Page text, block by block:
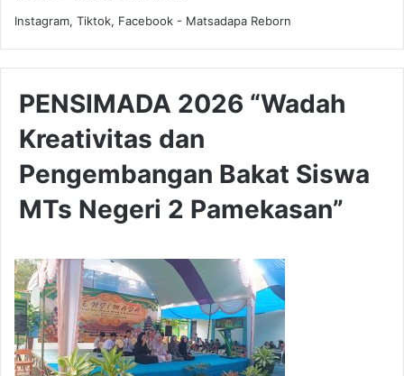
PENSIMADA 2026 “Wadah
Kreativitas dan
Pengembangan Bakat Siswa
MTs Negeri 2 Pamekasan”
Instagram, Tiktok, Facebook - Matsadapa Reborn